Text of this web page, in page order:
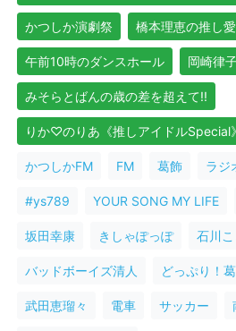
かつしか演劇祭 橋本理恵の推し
午前10時のダンスホール 岡崎律
みそらとばんの歳の差を超えて!!
りか♡のりあ《推しアイドルSpecial》
かつしかFM FM 葛飾 ラジ
#ys789 YOUR SONG MY LIFE
坂田幸康 きしゃぽっぽ 石川
バッドボーイズ清人 どっぷり！
武田恵瑠々 電車 サッカー